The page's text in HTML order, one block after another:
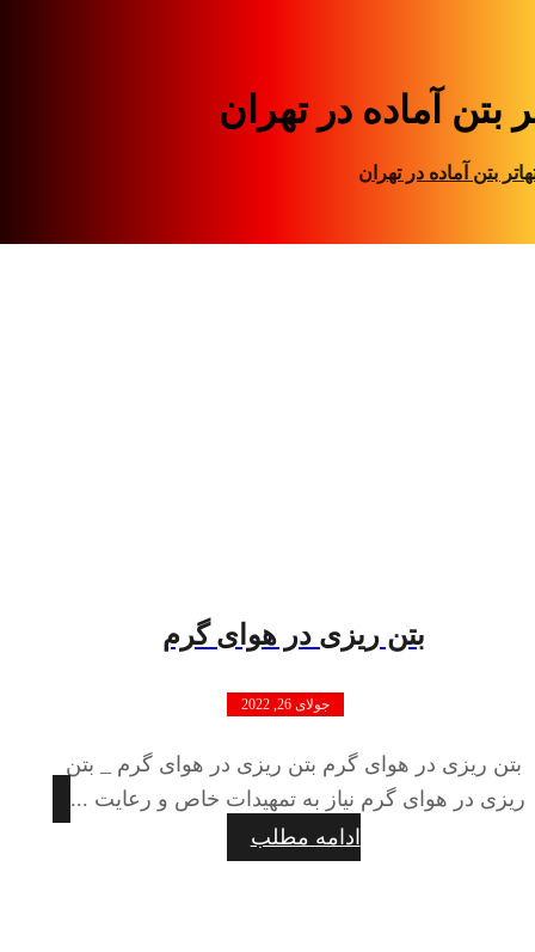
بتن آماده در تهران
بتن آماده در تهران
بتن ریزی در هوای گرم
جولای 26, 2022
بتن ریزی در هوای گرم بتن ریزی در هوای گرم _ بتن
ریزی در هوای گرم نیاز به تمهیدات خاص و رعایت ...
ادامه مطلب